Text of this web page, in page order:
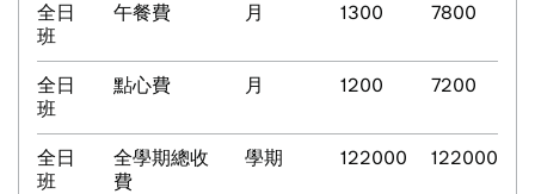
全日
班
午餐費 月 1300 7800
全日
班
點心費 月 1200 7200
全日
班
全學期總收
費
學期 122000 122000